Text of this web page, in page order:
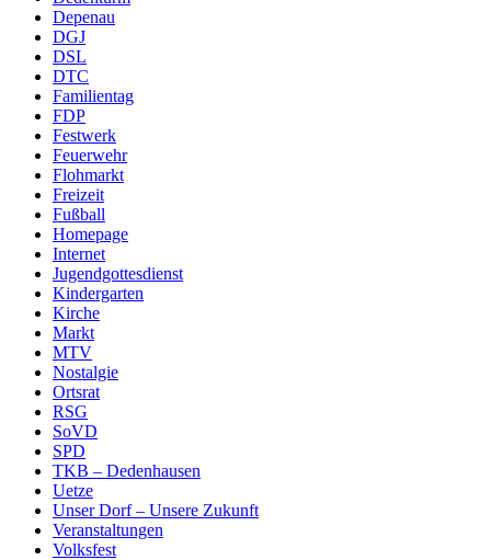
Depenau
DGJ
DSL
DTC
Familientag
FDP
Festwerk
Feuerwehr
Flohmarkt
Freizeit
Fußball
Homepage
Internet
Jugendgottesdienst
Kindergarten
Kirche
Markt
MTV
Nostalgie
Ortsrat
RSG
SoVD
SPD
TKB – Dedenhausen
Uetze
Unser Dorf – Unsere Zukunft
Veranstaltungen
Volksfest